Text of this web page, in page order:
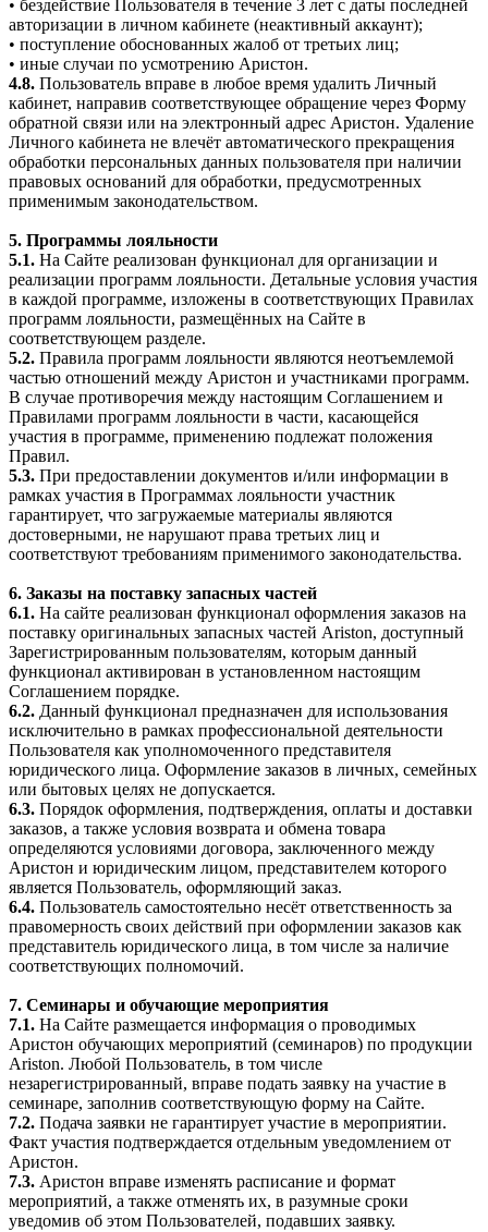
• бездействие Пользователя в течение 3 лет с даты последней
авторизации в личном кабинете (неактивный аккаунт);
• поступление обоснованных жалоб от третьих лиц;
• иные случаи по усмотрению Аристон.
4.8. Пользователь вправе в любое время удалить Личный
кабинет, направив соответствующее обращение через Форму
обратной связи или на электронный адрес Аристон. Удаление
Личного кабинета не влечёт автоматического прекращения
обработки персональных данных пользователя при наличии
правовых оснований для обработки, предусмотренных
применимым законодательством.
5. Программы лояльности
5.1. На Сайте реализован функционал для организации и
реализации программ лояльности. Детальные условия участия
в каждой программе, изложены в соответствующих Правилах
программ лояльности, размещённых на Сайте в
соответствующем разделе.
5.2. Правила программ лояльности являются неотъемлемой
частью отношений между Аристон и участниками программ.
В случае противоречия между настоящим Соглашением и
Правилами программ лояльности в части, касающейся
участия в программе, применению подлежат положения
Правил.
5.3. При предоставлении документов и/или информации в
рамках участия в Программах лояльности участник
гарантирует, что загружаемые материалы являются
достоверными, не нарушают права третьих лиц и
соответствуют требованиям применимого законодательства.
6. Заказы на поставку запасных частей
6.1. На сайте реализован функционал оформления заказов на
поставку оригинальных запасных частей Ariston, доступный
Зарегистрированным пользователям, которым данный
функционал активирован в установленном настоящим
Соглашением порядке.
6.2. Данный функционал предназначен для использования
исключительно в рамках профессиональной деятельности
Пользователя как уполномоченного представителя
юридического лица. Оформление заказов в личных, семейных
или бытовых целях не допускается.
6.3. Порядок оформления, подтверждения, оплаты и доставки
заказов, а также условия возврата и обмена товара
определяются условиями договора, заключенного между
Аристон и юридическим лицом, представителем которого
является Пользователь, оформляющий заказ.
6.4. Пользователь самостоятельно несёт ответственность за
правомерность своих действий при оформлении заказов как
представитель юридического лица, в том числе за наличие
соответствующих полномочий.
7. Семинары и обучающие мероприятия
7.1. На Сайте размещается информация о проводимых
Аристон обучающих мероприятий (семинаров) по продукции
Ariston. Любой Пользователь, в том числе
незарегистрированный, вправе подать заявку на участие в
семинаре, заполнив соответствующую форму на Сайте.
7.2. Подача заявки не гарантирует участие в мероприятии.
Факт участия подтверждается отдельным уведомлением от
Аристон.
7.3. Аристон вправе изменять расписание и формат
мероприятий, а также отменять их, в разумные сроки
уведомив об этом Пользователей, подавших заявку.